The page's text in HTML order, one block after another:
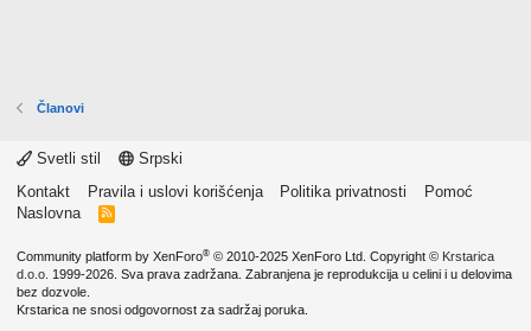
Članovi
Svetli stil
Srpski
Kontakt
Pravila i uslovi korišćenja Politika privatnosti
Pomoć
Naslovna
R
Community platform by XenForo® © 2010-2025 XenForo Ltd. Copyright © Krstarica
d.o.o. 1999-2026. Sva prava zadržana. Zabranjena je reprodukcija u celini i u delovima
bez dozvole.
Krstarica ne snosi odgovornost za sadržaj poruka.